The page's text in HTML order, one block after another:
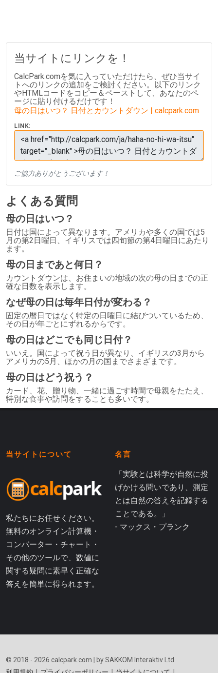
当サイトにリンクを！
CalcPark.comを気に入っていただけたら、ぜひ当サイ
トへのリンクの追加をご検討ください。以下のリンク
やHTMLコードをコピー＆ペーストして、あなたのペ
ージに貼り付けるだけです！
母の日はいつ？ 日付とカウントダウン | calcpark.com
LINK:
ご協力ありがとうございます！
よくある質問
母の日はいつ？
日付は国によって異なります。アメリカや多くの国では5
月の第2日曜日、イギリスでは四旬節の第4日曜日にあたり
ます。
母の日まであと何日？
カウントダウンは、お住まいの地域の次の母の日までの正
確な日数を表示します。
なぜ母の日は毎年日付が変わる？
固定の暦日ではなく特定の日曜日に結びついているため、
その日が年ごとにずれるからです。
母の日はどこでも同じ日付？
いいえ。国によって祝う日が異なり、イギリスの3月から
アメリカの5月、ほかの月の国までさまざまです。
母の日はどう祝う？
カード、花、贈り物、一緒に過ごす時間で母親をたたえ、
特別な食事や訪問をすることも多いです。
当サイトについて
私たちにお任せください。
無料のオンライン計算機・
コンバーター・チャート・
その他のツールで、数値に
関する疑問に素早く正確な
答えを簡単に得られます。
名言
「実験とは科学が自然に投
げかける問いであり、測定
とは自然の答えを記録する
ことである。」
- マックス・プランク
© 2018 - 2026 calcpark.com | by SAKKOM Interaktiv Ltd.